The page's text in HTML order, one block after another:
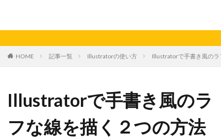
HOME 記事一覧 Illustratorの使い方 Illustratorで手書き風の
Illustratorで手書き風のラ
フな線を描く２つの方法